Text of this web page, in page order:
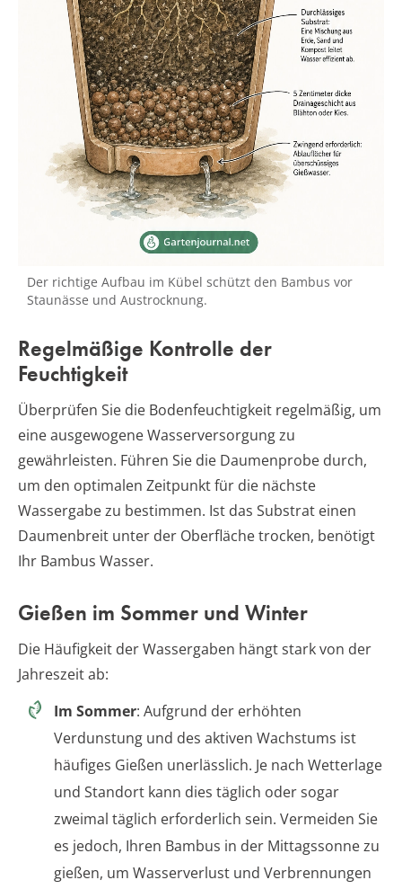
Der richtige Aufbau im Kübel schützt den Bambus vor
Staunässe und Austrocknung.
Regelmäßige Kontrolle der
Feuchtigkeit
Überprüfen Sie die Bodenfeuchtigkeit regelmäßig, um
eine ausgewogene Wasserversorgung zu
gewährleisten. Führen Sie die Daumenprobe durch,
um den optimalen Zeitpunkt für die nächste
Wassergabe zu bestimmen. Ist das Substrat einen
Daumenbreit unter der Oberfläche trocken, benötigt
Ihr Bambus Wasser.
Gießen im Sommer und Winter
Die Häufigkeit der Wassergaben hängt stark von der
Jahreszeit ab:
Im Sommer: Aufgrund der erhöhten
Verdunstung und des aktiven Wachstums ist
häufiges Gießen unerlässlich. Je nach Wetterlage
und Standort kann dies täglich oder sogar
zweimal täglich erforderlich sein. Vermeiden Sie
es jedoch, Ihren Bambus in der Mittagssonne zu
gießen, um Wasserverlust und Verbrennungen